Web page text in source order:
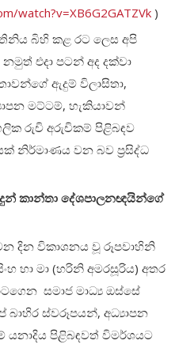
watch?v=XB6G2GATZVk )
බිහි කළ රට ලෙස අපි
එදා පටන් අද දක්වා
ඇදුම් විලාසිතා,
මට්ටම්, හැකියාවන්
රුචි අරුචිකම් පිළිබඳව
නිර්මාණය වන බව ප්‍රසිද්ධ
කාන්තා දේශපාලනඥයින්ගේ
වන දින විකාශනය වූ රූපවාහිනි
හා මා (හරිනි අමරසූරිය) අතර
සමාජ මාධ්‍ය ඔස්සේ
බාහිර ස්වරූපයන්, අධ්‍යාපන
පිළිබඳවත් විමර්ශයට